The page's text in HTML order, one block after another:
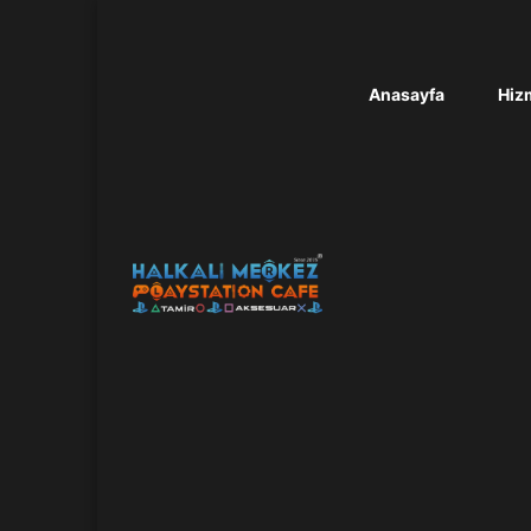
Anasayfa